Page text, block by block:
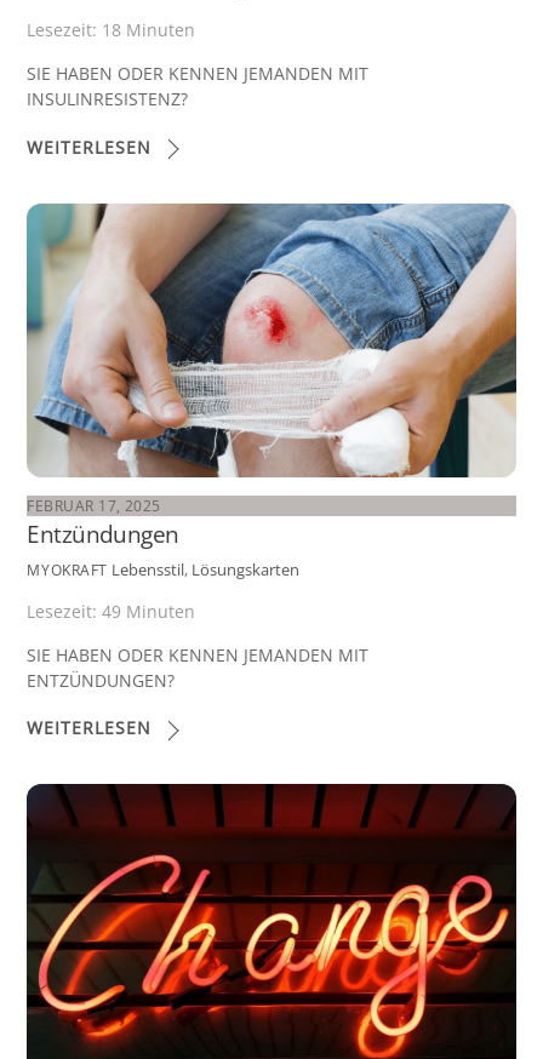
Lesezeit: 18 Minuten
SIE HABEN ODER KENNEN JEMANDEN MIT
INSULINRESISTENZ?
WEITERLESEN
FEBRUAR 17, 2025
Entzündungen
MYOKRAFT Lebensstil, Lösungskarten
Lesezeit: 49 Minuten
SIE HABEN ODER KENNEN JEMANDEN MIT
ENTZÜNDUNGEN?
WEITERLESEN